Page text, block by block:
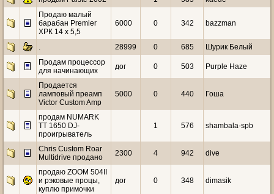
Продаю малый
барабан Premier
ХРК 14 х 5,5
6000 0 342 bazzman
. 28999 0 685
Шурик Белый
Продам процессор
для начинающих
дог 0 503 Purple Haze
Продается
ламповый преамп
Victor Custom Amp
5000 0 440 Гоша
продам NUMARK
TT 1650 DJ-
проигрыватель
1 576 shambala-spb
Chris Custom Roar
Multidrive продано
2300 4 942 dive
продаю ZOOM 504II
и рэковые процы,
куплю примочки
дог 0 348 dimasik